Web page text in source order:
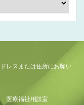
レスまたは住所にお願い
医療福祉相談室